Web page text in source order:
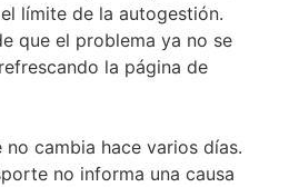
límite de la autogestión.
que el problema ya no se
la página de
cambia hace varios días.
no informa una causa